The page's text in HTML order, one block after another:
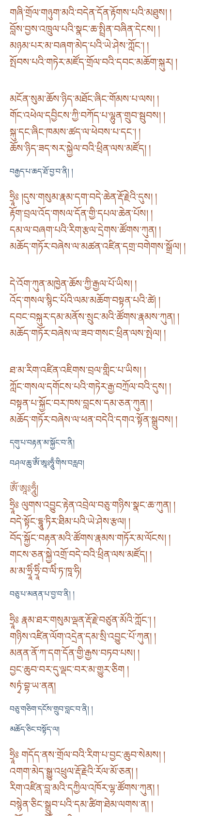
གཞི་གྲོལ་གཉུག་མའི་བདེན་དོན་རྟོགས་པའི་མཐུས། །
བློས་བྱས་འཁྲུལ་པའི་སྣང་ཆ་སྤྲིན་བཞིན་དེངས། །
མཉམ་པར་མ་བཞག་མེད་པའི་ཡེ་ཤེས་ཀློང་། །
སྤོབས་པའི་གཏེར་མཛོད་གྲོལ་བའི་དབང་མཆོག་སྐུར། །
མངོན་སུམ་ཆོས་ཉིད་མཐོང་ཞིང་གོམས་པ་ལས། །
གོང་འཕེལ་དབྱིངས་ཀྱི་བཀོད་པ་ལྷུན་གྲུབ་སྦུབས། །
སྐུ་དང་ཞིང་ཁམས་ཚད་ལ་ཕེབས་པ་དང་། །
ཆོས་ཉིད་ཟད་སར་སྐྱེལ་བའི་ཕྲིན་ལས་མཛོད། །
བརྒྱད་པ་ཆད་ཐོ་བྱ་བ་ནི། །
ཧྲཱིཿ །དུས་གསུམ་རྣམ་དག་བདེ་ཆེན་རྡོ་རྗེའི་དུས། །
རྟོག་བྲལ་འོད་གསལ་དོན་གྱི་དཔལ་ཆེན་པོས། །
དམ་ལ་བཞག་པའི་རིག་རྩལ་དྲེགས་ཚོགས་ཀུན། །
མཆོད་གཏོར་བཞེས་ལ་མཚན་འཛིན་དགྲ་བགེགས་སྒྲོལ། །
དེ་འོག་ཀུན་མཁྱེན་ཆོས་ཀྱི་རྒྱལ་པོ་ཡིས། །
འོད་གསལ་སྙིང་པོའི་ལམ་མཆོག་བསྟན་པའི་ཚེ། །
དབང་བསྐུར་དམ་མནོས་སྲུང་མའི་ཚོགས་རྣམས་ཀུན། །
མཆོད་གཏོར་བཞེས་ལ་ཟབ་གསང་ཕྲིན་ལས་སྤེལ། །
ཐ་མ་རིག་འཛིན་འཇིགས་བྲལ་གླིང་པ་ཡིས། །
ཀློང་གསལ་དགོངས་པའི་གཏེར་རྒྱ་བཀྲོལ་བའི་དུས། །
བསྟན་པ་སྐྱོང་བར་ཁས་བླངས་དམ་ཅན་ཀུན། །
མཆོད་གཏོར་བཞེས་ལ་ཕན་བདེའི་དགའ་སྟོན་སྒྲུབས། །
དགུ་པ་བརྟན་མ་སྐྱོང་བ་ནི།
བཤལ་ཆུ་ཨོཾ་ཨཱཿཧཱུྃ་གིས་བརླབ།
ཨོཾ་ཨཱཿཧཱུྃ།
ཧྲཱིཿ ལུགས་འབྱུང་རྟེན་འབྲེལ་བཅུ་གཉིས་སྣང་ཆ་ཀུན། །
བདེ་སྟོང་དྷཱུ་ཏིར་ཐིམ་པའི་ཡེ་ཤེས་རྩལ། །
བོད་སྐྱོང་བརྟན་མའི་ཚོགས་རྣམས་གཏོར་མ་ལོངས། །
གངས་ཅན་སྐྱེ་འགྲོ་བདེ་བའི་ཕྲིན་ལས་མཛོད། །
མ་མ་ཧྲཱིཾ་ཧྲཱིཾ་བ་ལིཾ་ཏ་ཁཱ་ཧི།
བཅུ་པ་མནན་པ་བྱ་བ་ནི། །
ཧྲཱིཿ རྣམ་ཐར་གསུམ་ལྡན་རྡོ་རྗེ་བཙུན་མོའི་ཀློང་། །
གཉིས་འཛིན་ལོག་འདྲེན་དམ་སྲི་འབྱུང་པོ་ཀུན། །
མནན་ནོ་ཀ་དག་དོན་གྱི་རྒྱས་བཏབ་པས། །
བྱང་ཆུབ་བར་དུ་ལྡང་བར་མ་གྱུར་ཅིག །
སཏྭཾ་བྷ་ཡ་ནན།
བཅུ་གཅིག་དངོས་གྲུབ་བླང་བ་ནི། །
མཆོད་ཅིང་བསྟོད་ལ།
ཧྲཱིཿ གདོད་ནས་གྲོལ་བའི་རིག་པ་བྱང་ཆུབ་སེམས། །
འགག་མེད་སྒྱུ་འཕྲུལ་རྡོ་རྗེའི་རོལ་མོ་ཅན། །
རིག་འཛིན་བླ་མའི་དཀྱིལ་འཁོར་ལྷ་ཚོགས་ཀུན། །
བསྙེན་ཅིང་སྒྲུབ་པའི་དམ་ཚིག་ཐེམ་ལགས་ན། །